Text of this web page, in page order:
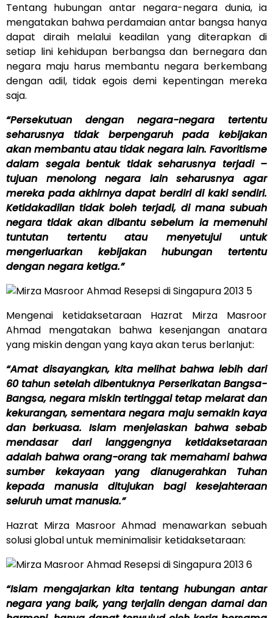
Tentang hubungan antar negara-negara dunia, ia
mengatakan bahwa perdamaian antar bangsa hanya
dapat diraih melalui keadilan yang diterapkan di
setiap lini kehidupan berbangsa dan bernegara dan
negara maju harus membantu negara berkembang
dengan adil, tidak egois demi kepentingan mereka
saja.
“Persekutuan dengan negara-negara tertentu
seharusnya tidak berpengaruh pada kebijakan
akan membantu atau tidak negara lain. Favoritisme
dalam segala bentuk tidak seharusnya terjadi –
tujuan menolong negara lain seharusnya agar
mereka pada akhirnya dapat berdiri di kaki sendiri.
Ketidakadilan tidak boleh terjadi, di mana subuah
negara tidak akan dibantu sebelum ia memenuhi
tuntutan tertentu atau menyetujui untuk
mengerluarkan kebijakan hubungan tertentu
dengan negara ketiga.”
Mengenai ketidaksetaraan Hazrat Mirza Masroor
Ahmad mengatakan bahwa kesenjangan anatara
yang miskin dengan yang kaya akan terus berlanjut:
“Amat disayangkan, kita melihat bahwa lebih dari
60 tahun setelah dibentuknya Perserikatan Bangsa-
Bangsa, negara miskin tertinggal tetap melarat dan
kekurangan, sementara negara maju semakin kaya
dan berkuasa. Islam menjelaskan bahwa sebab
mendasar dari langgengnya ketidaksetaraan
adalah bahwa orang-orang tak memahami bahwa
sumber kekayaan yang dianugerahkan Tuhan
kepada manusia ditujukan bagi kesejahteraan
seluruh umat manusia.”
Hazrat Mirza Masroor Ahmad menawarkan sebuah
solusi global untuk meminimalisir ketidaksetaraan:
“Islam mengajarkan kita tentang hubungan antar
negara yang baik, yang terjalin dengan damai dan